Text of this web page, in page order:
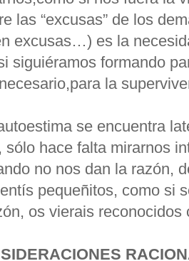
las “excusas” de los
excusas…) es la
siguiéramos formando
la
se encuentra
sólo hace falta mirarnos
no nos dan la razón,
pequeñitos, como si
os vierais reconocidos